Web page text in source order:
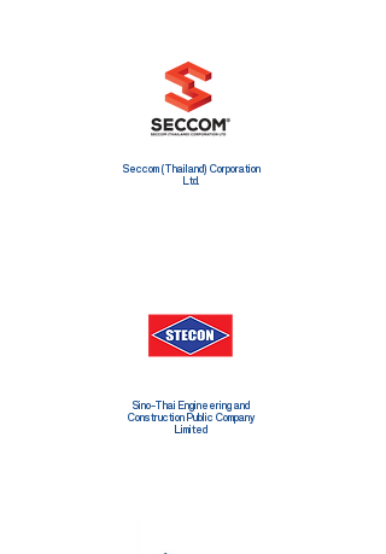
Seccom (Thailand) Corporation
Ltd.
Sino-Thai Engineering and
Construction Public Company
Limited